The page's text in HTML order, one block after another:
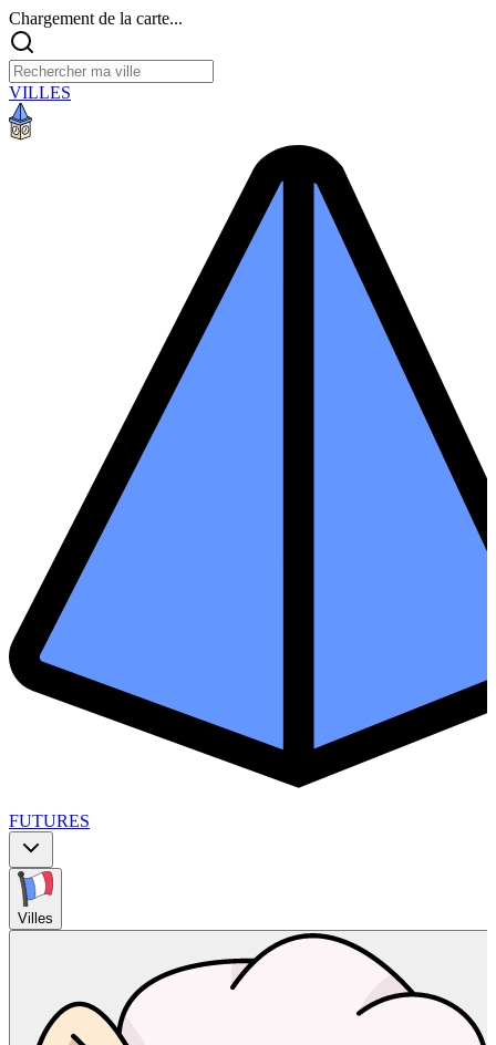
Chargement de la carte...
VILLES
FUTURES
Villes